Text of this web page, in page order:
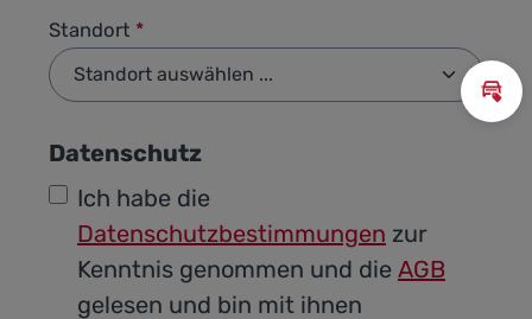
Standort *
Datenschutz
Ich habe die
Datenschutzbestimmungen zur
Kenntnis genommen und die AGB
gelesen und bin mit ihnen